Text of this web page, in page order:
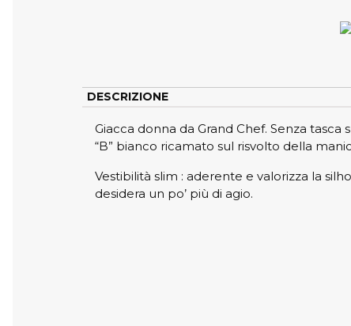
DESCRIZIONE
Giacca donna da Grand Chef. Senza
“B” bianco ricamato sul risvolto della
Vestibilità slim : aderente e valorizza la
desidera un po’ più di agio.